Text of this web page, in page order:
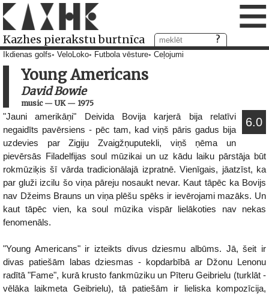
Kazhes pierakstu burtnīca ≡
Ikdienas golfs VeloLoko Futbola vēsture Ceļojumi
Young Americans
David Bowie
music— UK— 1975
6.0
"Jauni amerikāņi" Deivida Bovija karjerā bija relatīvi
negaidīts pavērsiens - pēc tam, kad viņš pāris gadus bija
uzdevies par Zigiju Zvaigžņuputekli, viņš ņēma un
pievērsās Filadelfijas soul mūzikai un uz kādu laiku pārstāja būt
rokmūziķis šī vārda tradicionālajā izpratnē. Vienīgais, jāatzīst, ka
par gluži izcilu šo viņa pāreju nosaukt nevar. Kaut tāpēc ka Bovijs
nav Džeims Brauns un viņa plēšu spēks ir ievērojami mazāks. Un
kaut tāpēc vien, ka soul mūzika vispār lielākoties nav nekas
fenomenāls.
"Young Americans" ir izteikts divus dziesmu albūms. Jā, šeit ir
divas patiešām labas dziesmas - kopdarbībā ar Džonu Lenonu
radītā "Fame", kurā krusto fankmūziku un Pīteru Geibrielu (turklāt -
vēlāka laikmeta Geibrielu), tā patiešām ir lieliska kompozīcija,